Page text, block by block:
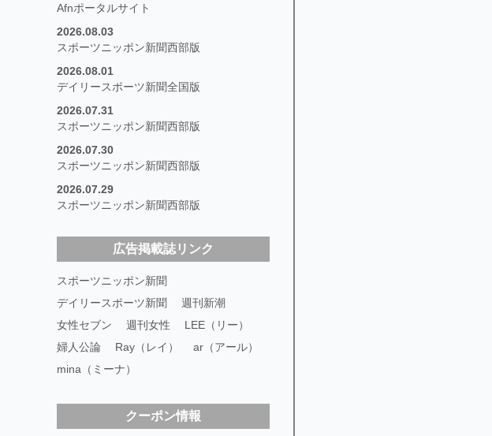
Afnポータルサイト
2026.08.03
スポーツニッポン新聞西部版
2026.08.01
デイリースポーツ新聞全国版
2026.07.31
スポーツニッポン新聞西部版
2026.07.30
スポーツニッポン新聞西部版
2026.07.29
スポーツニッポン新聞西部版
広告掲載誌リンク
スポーツニッポン新聞
デイリースポーツ新聞
週刊新潮
女性セブン
週刊女性
LEE（リー）
婦人公論
Ray（レイ）
ar（アール）
mina（ミーナ）
クーポン情報